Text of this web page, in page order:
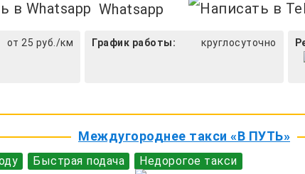
Whatsapp
от 25 руб./км График работы: круглосуточно
Междугороднее такси «В ПУТЬ»
Быстрая подача Недорогое такси